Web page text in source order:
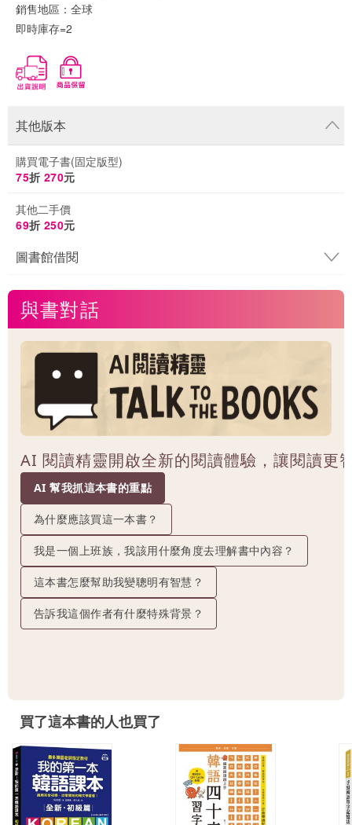
銷售地區： 全球
即時庫存=2
其他版本
購買電子書(固定版型)
75折 270元
其他二手價
69折 250元
圖書館借閱
與書對話
AI 閱讀精靈開啟全新的閱讀體驗，讓閱讀更
AI 幫我抓這本書的重點
為什麼應該買這一本書？
我是一個上班族，我該用什麼角度去理解書中內容？
這本書怎麼幫助我變聰明有智慧？
告訴我這個作者有什麼特殊背景？
買了這本書的人也買了